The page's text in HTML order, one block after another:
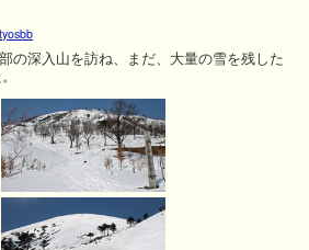
tyosbb
の深入山を訪ね、まだ、大量の雪を残した